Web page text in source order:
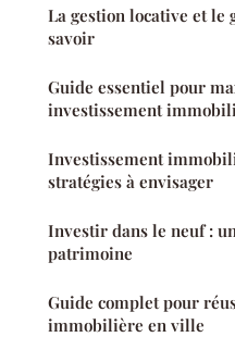
La gestion locative et le
savoir
Guide essentiel pour
investissement
Investissement
stratégies à envisager
Investir dans le neuf :
patrimoine
Guide complet pour
immobilière en ville